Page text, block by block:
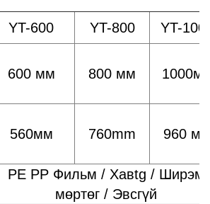
YT-600 YT-800
YT-
600 мм 800 мм
560мм 760mm 960 мм
PE PP Фильм / Хавtg / Ширэм
мөртөг / Эвсгүй